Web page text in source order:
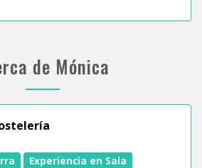
de Mónica
Experiencia en Sala